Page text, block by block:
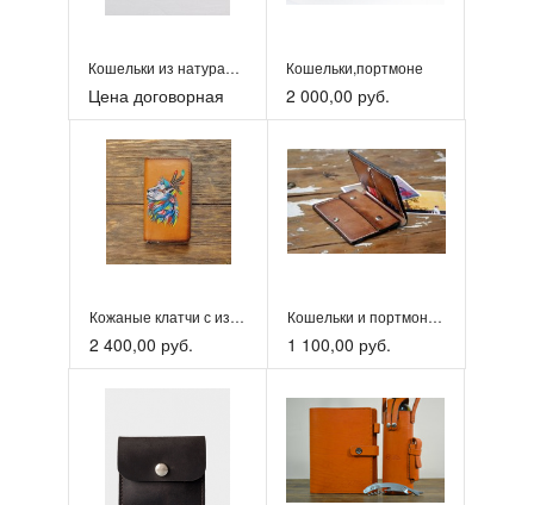
Кошельки из натуральной кожи
Цена договорная
Кошельки,портмоне
2 000,00 руб.
Кожаные клатчи с изображением
2 400,00 руб.
Кошельки и портмоне из натуральной кожи
1 100,00 руб.